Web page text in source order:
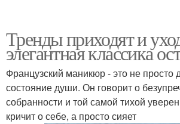
Тренды приходят и
элегантная классика
Французский маникюр - это не просто
состояние души. Он говорит о
собранности и той самой тихой
кричит о себе, а просто сияет